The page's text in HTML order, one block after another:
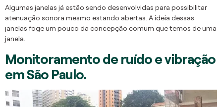
Algumas janelas já estão sendo desenvolvidas para possibilitar
atenuação sonora mesmo estando abertas. A ideia dessas
janelas foge um pouco da concepção comum que temos de uma
janela.
Monitoramento de ruído e vibração
em São Paulo.